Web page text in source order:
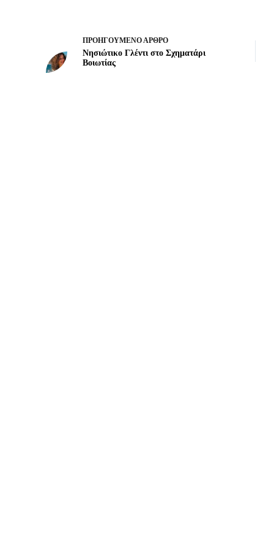
ΠΡΟΗΓΟΎΜΕΝΟΆΡΘΡΟ
Νησιώτικο Γλέντι στο Σχηματάρι
Βοιωτίας